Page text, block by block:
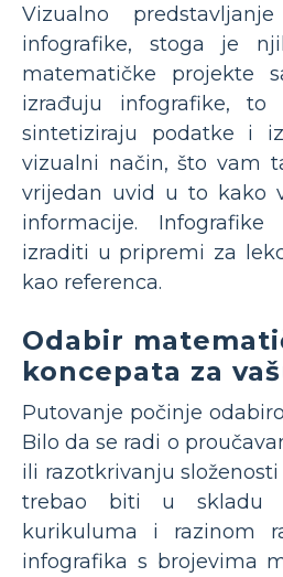
Vizualno
infografike, stoga je
matematičke projekte
izrađuju infografike,
sintetiziraju podatke i
vizualni način, što vam
vrijedan uvid u to kako
informacije.
izraditi u pripremi za
kao referenca.
Odabir
koncepata za
Putovanje počinje
Bilo da se radi o
ili razotkrivanju
trebao biti u skladu
kurikuluma i razinom
infografika s brojevima